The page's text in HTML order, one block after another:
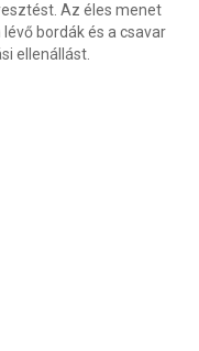
Az éles menet
bordák és a csavar
ellenállást.